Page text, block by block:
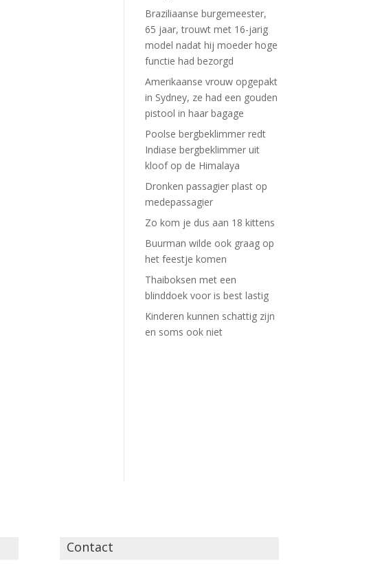
Braziliaanse burgemeester,
65 jaar, trouwt met 16-jarig
model nadat hij moeder hoge
functie had bezorgd
Amerikaanse vrouw opgepakt
in Sydney, ze had een gouden
pistool in haar bagage
Poolse bergbeklimmer redt
Indiase bergbeklimmer uit
kloof op de Himalaya
Dronken passagier plast op
medepassagier
Zo kom je dus aan 18 kittens
Buurman wilde ook graag op
het feestje komen
Thaiboksen met een
blinddoek voor is best lastig
Kinderen kunnen schattig zijn
en soms ook niet
Contact